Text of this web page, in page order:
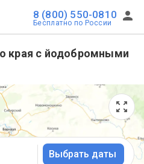
8 (800) 550-0810
Бесплатно по России
края с йодобромными
Выбрать даты